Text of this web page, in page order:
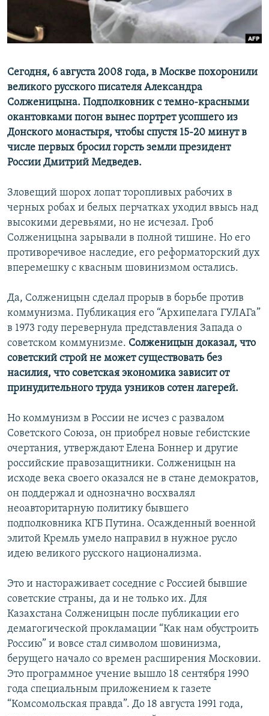
Сегодня, 6 августа 2008 года, в Москве похоронили
великого русского писателя Александра
Солженицына. Подполковник с темно-красными
окантовками погон вынес портрет усопшего из
Донского монастыря, чтобы спустя 15-20 минут в
числе первых бросил горсть земли президент
России Дмитрий Медведев.
Зловещий шорох лопат торопливых рабочих в
черных робах и белых перчатках уходил ввысь над
высокими деревьями, но не исчезал. Гроб
Солженицына зарывали в полной тишине. Но его
противоречивое наследие, его реформаторский дух
вперемешку с квасным шовинизмом остались.
Да, Солженицын сделал прорыв в борьбе против
коммунизма. Публикация его “Архипелага ГУЛАГа”
в 1973 году перевернула представления Запада о
советском коммунизме. Солженицын доказал, что
советский строй не может существовать без
насилия, что советская экономика зависит от
принудительного труда узников сотен лагерей.
Но коммунизм в России не исчез с развалом
Советского Союза, он приобрел новые гебистские
очертания, утверждают Елена Боннер и другие
российские правозащитники. Солженицын на
исходе века своего оказался не в стане демократов,
он поддержал и однозначно восхвалял
неоавторитарную политику бывшего
подполковника КГБ Путина. Осажденный военной
элитой Кремль умело направил в нужное русло
идею великого русского национализма.
Это и настораживает соседние с Россией бывшие
советские страны, да и не только их. Для
Казахстана Солженицын после публикации его
демагогической прокламации “Как нам обустроить
Россию” и вовсе стал символом шовинизма,
берущего начало со времен расширения Московии.
Это программное учение вышло 18 сентября 1990
года специальным приложением к газете
“Комсомольская правда”. До 18 августа 1991 года,